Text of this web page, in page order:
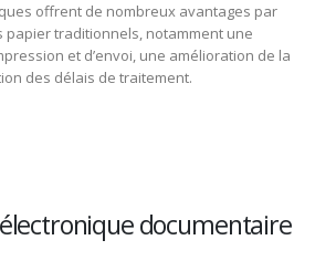
offrent de nombreux avantages par
traditionnels, notamment une
et d’envoi, une amélioration de la
des délais de traitement.
électronique documentaire